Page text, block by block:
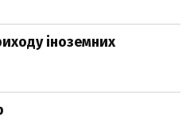
іноземних